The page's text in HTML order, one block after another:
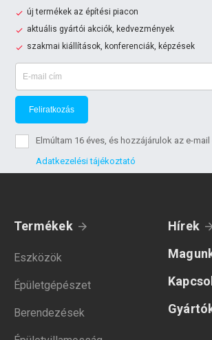
új termékek az építési piacon
aktuális gyártói akciók, kedvezmények
szakmai kiállítások, konferenciák, képzések
Feliratkozás
Elmúltam 16 éves, és hozzájárulok az e-
Adatkezelési tájékoztató
Termékek
Eszközök
Épületgépészet
Berendezések
Hírek